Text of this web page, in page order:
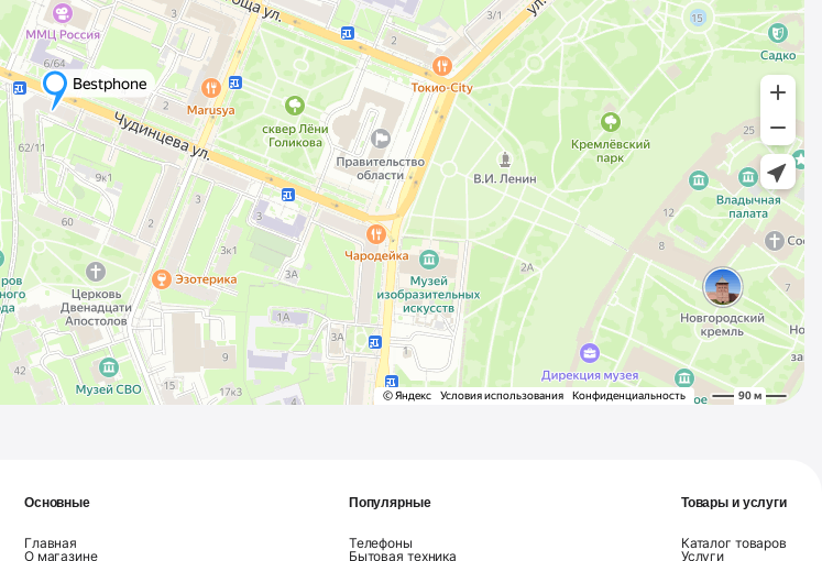
Основные
Главная
О магазине
Популярные
Телефоны
Бытовая техника
Товары и услуги
Каталог товаров
Услуги